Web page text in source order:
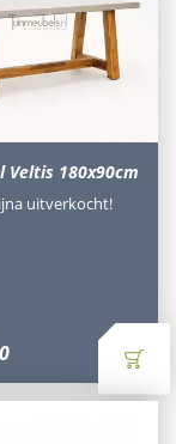
Veltis 180x90cm
uitverkocht!